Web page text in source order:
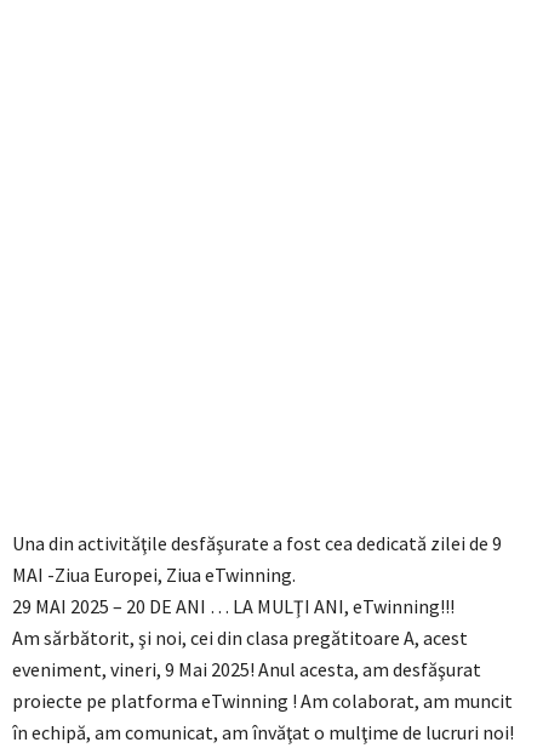
Una din activităţile desfăşurate a fost cea dedicată zilei de 9
MAI -Ziua Europei, Ziua eTwinning.
29 MAI 2025 – 20 DE ANI … LA MULŢI ANI, eTwinning!!!
Am sărbătorit, şi noi, cei din clasa pregătitoare A, acest
eveniment, vineri, 9 Mai 2025! Anul acesta, am desfăşurat
proiecte pe platforma eTwinning ! Am colaborat, am muncit
în echipă, am comunicat, am învăţat o mulţime de lucruri noi!